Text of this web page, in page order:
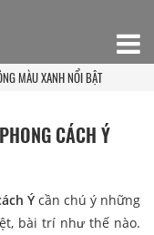
MÀU XANH NỔI BẬT
CÁCH Ý
Ýcần chú ý những
bài trí như thế nào.